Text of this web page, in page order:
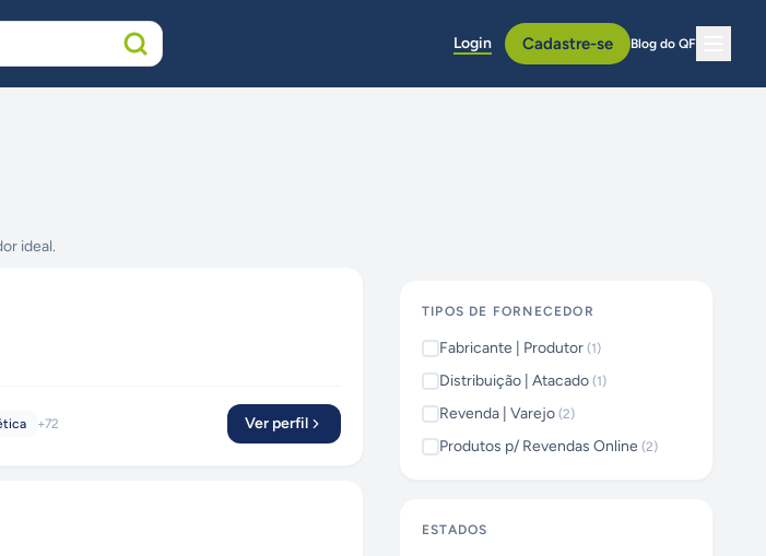
Login Cadastre-se Blog do QF
ideal.
+72 Ver perfil
TIPOS DE FORNECEDOR
Fabricante | Produtor (1)
Distribuição | Atacado (1)
Revenda | Varejo (2)
Produtos p/ Revendas Online (2)
ESTADOS